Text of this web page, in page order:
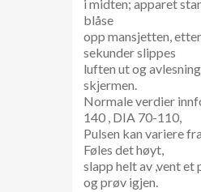
i midten; apparet
blåse
opp mansjetten,
sekunder slippes
luften ut og
skjermen.
Normale verdier
140 , DIA 70-110,
Pulsen kan variere
Føles det høyt,
slapp helt av ,vent et
og prøv igjen.